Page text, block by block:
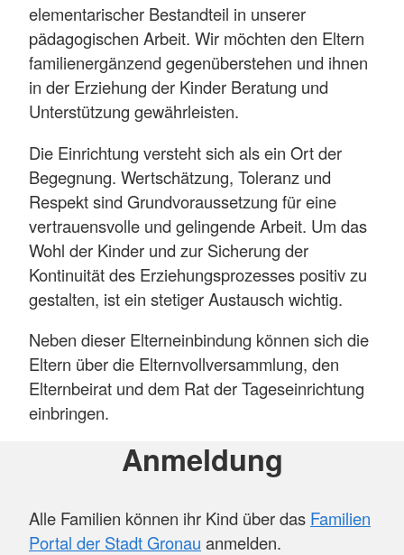
elementarischer Bestandteil in unserer
pädagogischen Arbeit. Wir möchten den Eltern
familienergänzend gegenüberstehen und ihnen
in der Erziehung der Kinder Beratung und
Unterstützung gewährleisten.
Die Einrichtung versteht sich als ein Ort der
Begegnung. Wertschätzung, Toleranz und
Respekt sind Grundvoraussetzung für eine
vertrauensvolle und gelingende Arbeit. Um das
Wohl der Kinder und zur Sicherung der
Kontinuität des Erziehungsprozesses positiv zu
gestalten, ist ein stetiger Austausch wichtig.
Neben dieser Elterneinbindung können sich die
Eltern über die Elternvollversammlung, den
Elternbeirat und dem Rat der Tageseinrichtung
einbringen.
Anmeldung
Alle Familien können ihr Kind über das Familien
Portal der Stadt Gronau anmelden.